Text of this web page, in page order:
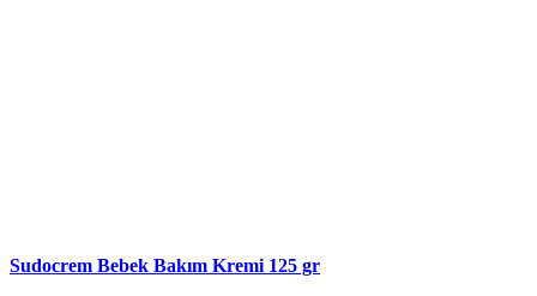
Sudocrem Bebek Bakım Kremi 125 gr